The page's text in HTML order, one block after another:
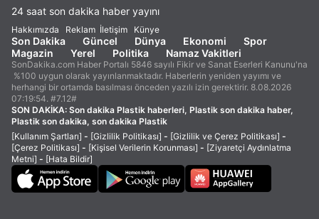
24 saat son dakika haber yayını
Hakkımızda Reklam İletişim Künye
Son Dakika Güncel Dünya Ekonomi
Spor
Magazin
Yerel Politika Namaz Vakitleri
SonDakika.com Haber Portalı 5846 sayılı Fikir ve Sanat Eserleri Kanunu'na
%100 uygun olarak yayınlanmaktadır. Haberlerin yeniden yayımı ve
herhangi bir ortamda basılması önceden yazılı izin gerektirir. 8.08.2026
07:19:54. #7.12#
SON DAKİKA: Son dakika Plastik haberleri, Plastik son dakika haber,
Plastik son dakika, son dakika Plastik
[Kullanım Şartları] - [Gizlilik Politikası] - [Gizlilik ve Çerez Politikası] -
[Çerez Politikası] - [Kişisel Verilerin Korunması] - [Ziyaretçi Aydınlatma
Metni] - [Hata Bildir]